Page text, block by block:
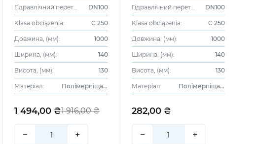
DN100
Klasa obciążenia: C 250
Довжина, (мм): 1000
Ширина, (мм): 140
Висота, (мм): 130
Матеріал: Полімерпіщаний
1 494,00 ₴1 916,00 ₴
− +
Гідравлічний перетин: DN100
Klasa obciążenia: C 250
Довжина, (мм): 1000
Ширина, (мм): 140
Висота, (мм): 130
Матеріал: Полімерпіщаний
282,00 ₴
− +